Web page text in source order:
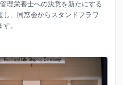
理栄養士への決意を新たにする
し、同窓会からスタンドフラワ
。